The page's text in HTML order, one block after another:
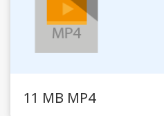
11 MB MP4